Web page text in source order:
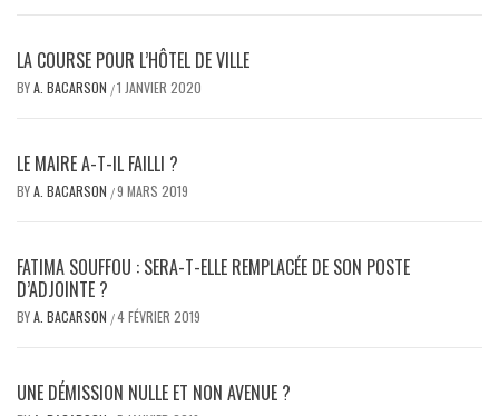
LA COURSE POUR L’HÔTEL DE VILLE
BYA. BACARSON /1 JANVIER 2020
LE MAIRE A-T-IL FAILLI ?
BYA. BACARSON /9 MARS 2019
FATIMA SOUFFOU : SERA-T-ELLE REMPLACÉE DE SON POSTE
D’ADJOINTE ?
BYA. BACARSON /4 FÉVRIER 2019
UNE DÉMISSION NULLE ET NON AVENUE ?